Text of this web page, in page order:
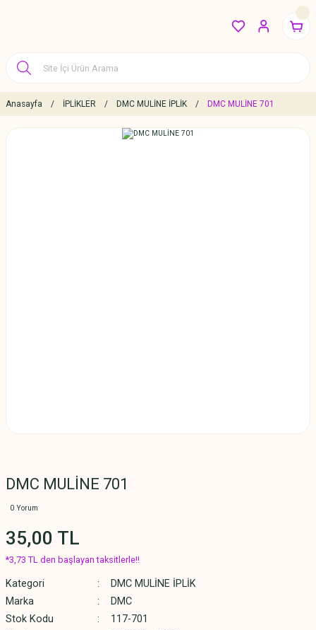
Anasayfa İPLİKLER DMC MULİNE İPLİK DMC MULİNE 701
DMC MULİNE 701
0 Yorum
35,00 TL
*3,73 TL den başlayan taksitlerle!!
Kategori
DMC MULİNE İPLİK
Marka
DMC
Stok Kodu
117-701